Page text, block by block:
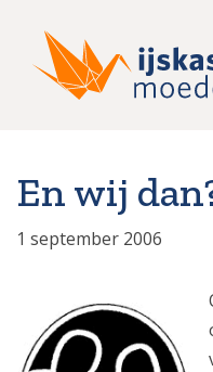
En wij
1 september 2006